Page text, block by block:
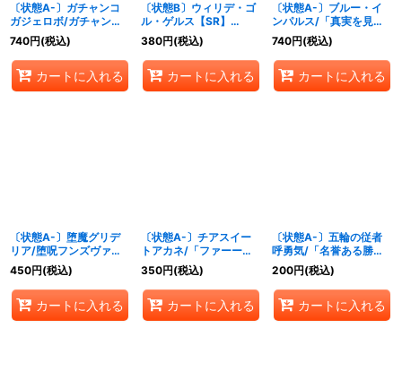
〔状態A-〕ガチャンコ
ガジェロボ/ガチャン
コ・チャージャー
【VR】
{26EX1N6/N25}《水》
740円(税込)
カートに入れる
〔状態B〕ウィリデ・ゴ
ル・ゲルス【SR】
{26EX113/50}《光》
380円(税込)
カートに入れる
〔状態A-〕ブルー・イ
ンパルス/「真実を見極
めよ、ジョニー！」
【SR】{26EX114/50}
《水》
740円(税込)
カートに入れる
〔状態A-〕堕魔グリデ
リア/堕呪フンズヴァイ
【R】{26EX1秘N19/秘
N25}《多》
450円(税込)
カートに入れる
〔状態A-〕チアスイー
トアカネ/「ファーー
ー！甘い甘い!!」【R】
{26EX1秘N21/秘N25}
《自然》
350円(税込)
カートに入れる
〔状態A-〕五輪の従者
呼勇気/「名誉ある勝利
を！」【VR】{26EX1秘
N10/秘N25}《多》
200円(税込)
カートに入れる